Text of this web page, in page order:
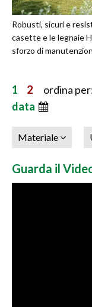
Robusti, sicuri e
casette e le legnaie
sforzo di
1 2 ordina
data
Materiale
Guarda il